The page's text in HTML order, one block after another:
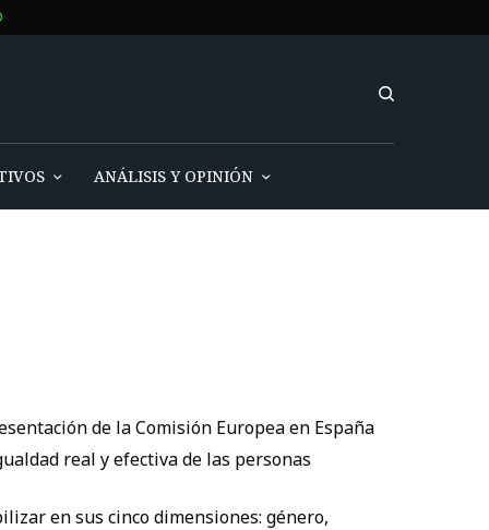
ANÁLISIS Y OPINIÓN
de la Comisión Europea en España
real y efectiva de las personas
en sus cinco dimensiones: género,